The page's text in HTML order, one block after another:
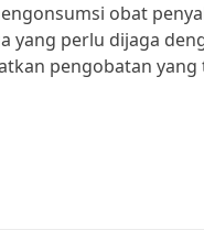
obat
yang perlu dijaga
pengobatan yang